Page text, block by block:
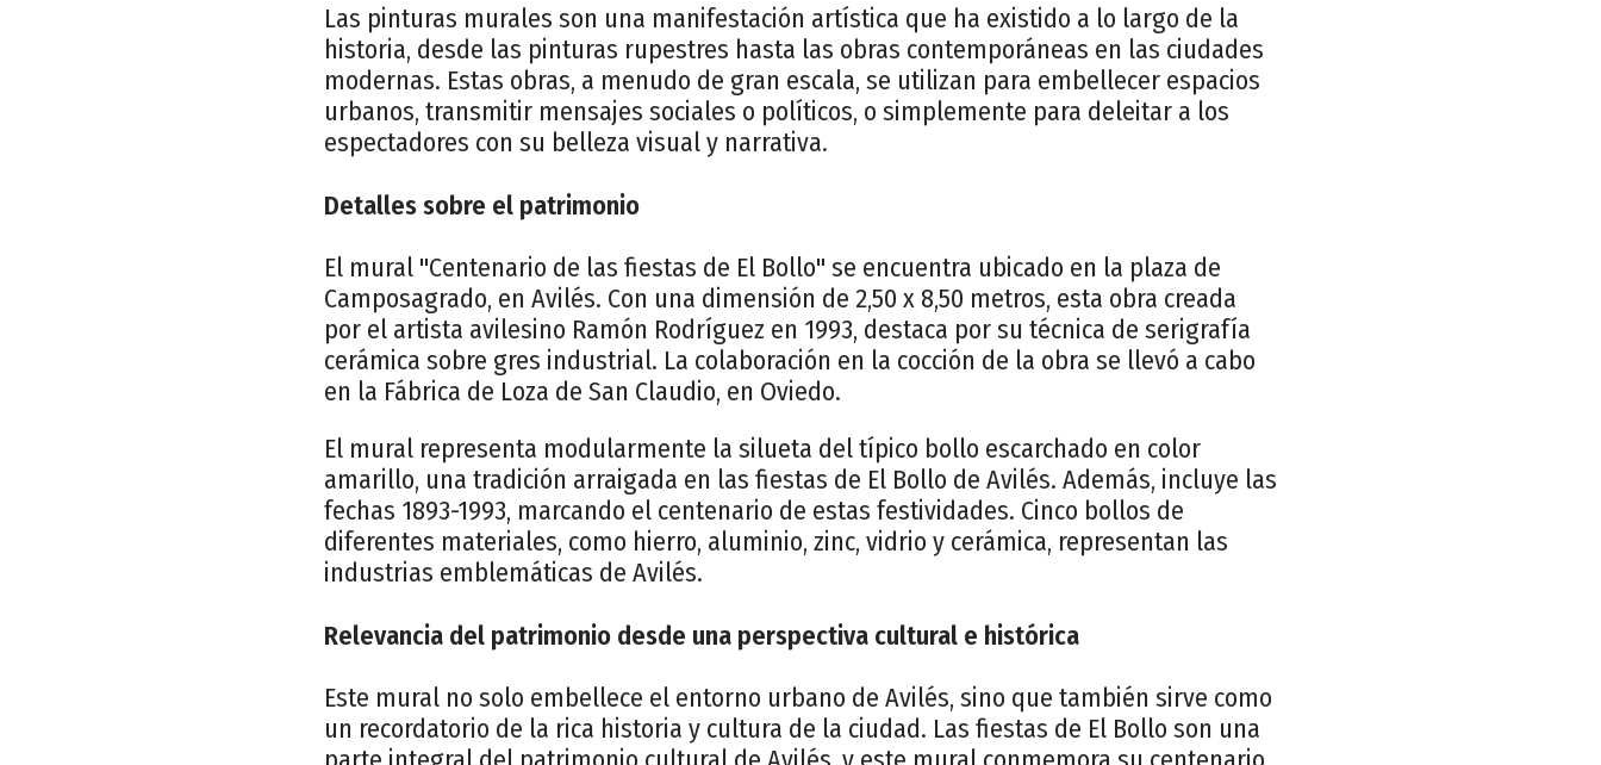
Las pinturas murales son una manifestación artística que ha existido a lo largo de la
historia, desde las pinturas rupestres hasta las obras contemporáneas en las ciudades
modernas. Estas obras, a menudo de gran escala, se utilizan para embellecer espacios
urbanos, transmitir mensajes sociales o políticos, o simplemente para deleitar a los
espectadores con su belleza visual y narrativa.
Detalles sobre el patrimonio
El mural "Centenario de las fiestas de El Bollo" se encuentra ubicado en la plaza de
Camposagrado, en Avilés. Con una dimensión de 2,50 x 8,50 metros, esta obra creada
por el artista avilesino Ramón Rodríguez en 1993, destaca por su técnica de serigrafía
cerámica sobre gres industrial. La colaboración en la cocción de la obra se llevó a cabo
en la Fábrica de Loza de San Claudio, en Oviedo.
El mural representa modularmente la silueta del típico bollo escarchado en color
amarillo, una tradición arraigada en las fiestas de El Bollo de Avilés. Además, incluye las
fechas 1893-1993, marcando el centenario de estas festividades. Cinco bollos de
diferentes materiales, como hierro, aluminio, zinc, vidrio y cerámica, representan las
industrias emblemáticas de Avilés.
Relevancia del patrimonio desde una perspectiva cultural e histórica
Este mural no solo embellece el entorno urbano de Avilés, sino que también sirve como
un recordatorio de la rica historia y cultura de la ciudad. Las fiestas de El Bollo son una